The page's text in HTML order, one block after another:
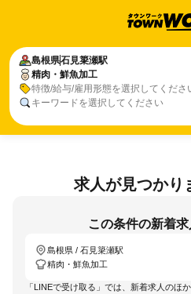
島根県石見簗瀬駅
精肉・鮮魚加工
特徴/給与/雇用形態を選択してくださ
キーワードを選択してください
求人が見つかり
この条件の新着
島根県 / 石見簗瀬駅
精肉・鮮魚加工
「LINEで受け取る」では、新着求人のほ